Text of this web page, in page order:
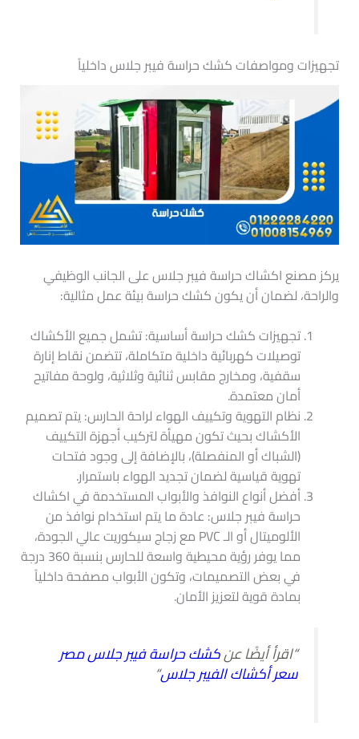
تجهيزات ومواصفات كشك حراسة فيبر جلاس داخلياً
يركز مصنع اكشاك حراسة فيبر جلاس على الجانب الوظيفي
والراحة، لضمان أن يكون كشك حراسة بيئة عمل مثالية:
تجهيزات كشك حراسة أساسية: تشمل جميع الأكشاك
توصيلات كهربائية داخلية متكاملة، تتضمن نقاط إنارة
سقفية، ومخارج مقابس ثنائية وثلاثية، ولوحة مفاتيح
أمان معتمدة.
نظام التهوية وتكييف الهواء لراحة الحارس: يتم تصميم
الأكشاك بحيث تكون مهيأة لتركيب أجهزة التكييف
(الشباك أو المنفصلة)، بالإضافة إلى وجود فتحات
تهوية قياسية لضمان تجديد الهواء باستمرار.
أفضل أنواع النوافذ والأبواب المستخدمة في اكشاك
حراسة فيبر جلاس: عادة ما يتم استخدام نوافذ من
الألوميتال أو الـ PVC مع زجاج سيكوريت عالي الجودة،
مما يوفر رؤية محيطية واسعة للحارس بنسبة 360 درجة
في بعض التصميمات، وتكون الأبواب مصفحة داخلياً
بمادة قوية لتعزيز الأمان.
“اقرأ أيضًا عنكشك حراسة فيبر جلاس مصر
سعر أكشاك الفيبر جلاس“